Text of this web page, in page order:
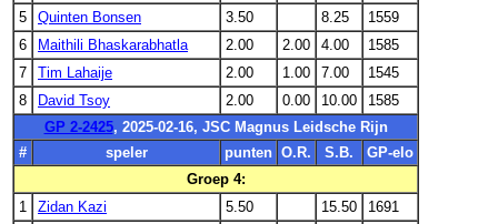
5
Quinten Bonsen 3.50 8.25
1559
6
Maithili Bhaskarabhatla 2.00 2.00 4.00
1585
7
Tim Lahaije 2.00 1.00 7.00
1545
8
David Tsoy 2.00 0.00 10.00
1585
GP 2-2425, 2025-02-16, JSC Magnus Leidsche Rijn
#
speler punten O.R. S.B.
GP-elo
Groep 4:
1
Zidan Kazi 5.50 15.50
1691